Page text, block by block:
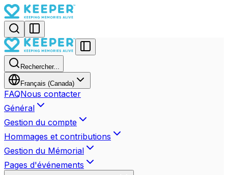
Rechercher...
Français (Canada)
FAQNous contacter
Général
Gestion du compte
Hommages et contributions
Gestion du Mémorial
Pages d'événements